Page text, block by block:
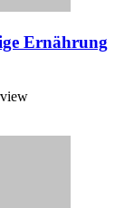
Ernährung